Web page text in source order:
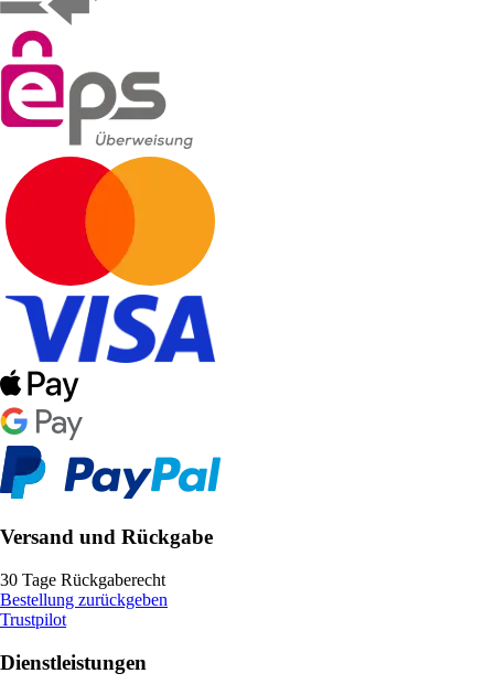
Versand und Rückgabe
30 Tage Rückgaberecht
Bestellung zurückgeben
Trustpilot
Dienstleistungen